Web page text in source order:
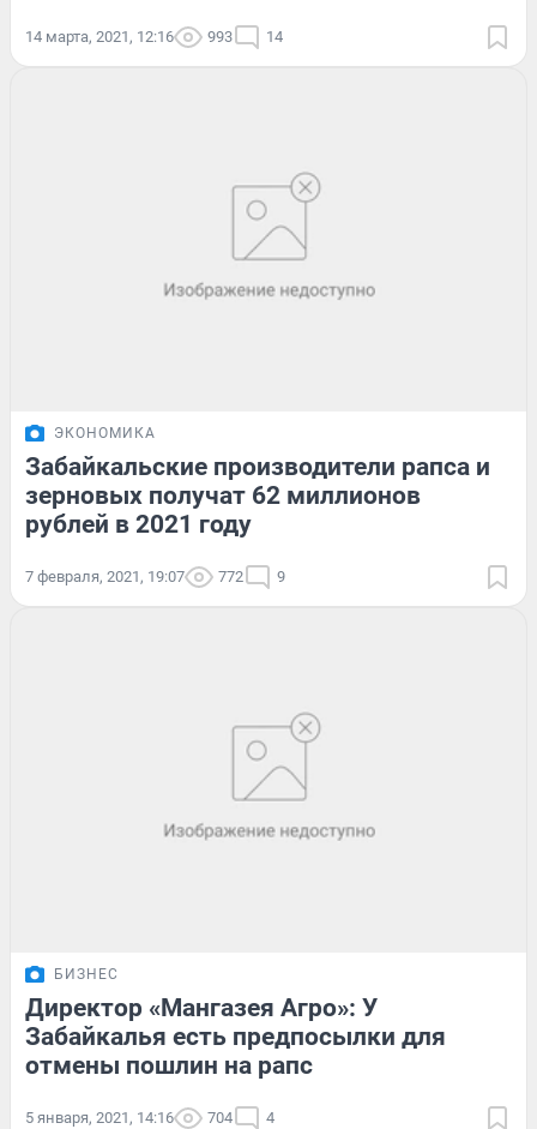
14 марта, 2021, 12:16 993 14
ЭКОНОМИКА
Забайкальские производители рапса и
зерновых получат 62 миллионов
рублей в 2021 году
7 февраля, 2021, 19:07 772 9
БИЗНЕС
Директор «Мангазея Агро»: У
Забайкалья есть предпосылки для
отмены пошлин на рапс
5 января, 2021, 14:16 704 4